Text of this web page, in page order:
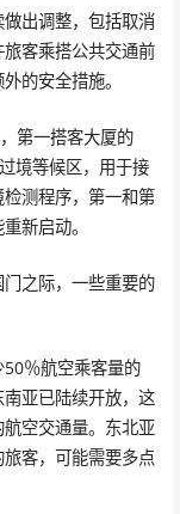
出调整，包括取消
客乘搭公共交通前
的安全措施。
第一搭客大厦的
境等候区，用于接
测程序，第一和第
新启动。
之际，一些重要的
％航空乘客量的
亚已陆续开放，这
空交通量。东北亚
客，可能需要多点